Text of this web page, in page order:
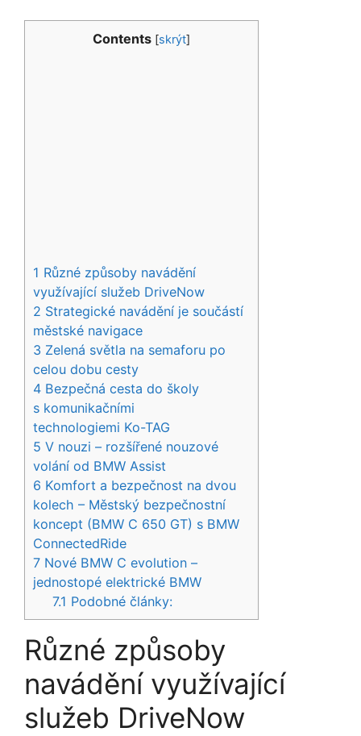
Contents [skrýt]
1 Různé způsoby navádění
využívající služeb DriveNow
2 Strategické navádění je součástí
městské navigace
3 Zelená světla na semaforu po
celou dobu cesty
4 Bezpečná cesta do školy
s komunikačními
technologiemi Ko-TAG
5 V nouzi – rozšířené nouzové
volání od BMW Assist
6 Komfort a bezpečnost na dvou
kolech – Městský bezpečnostní
koncept (BMW C 650 GT) s BMW
ConnectedRide
7 Nové BMW C evolution –
jednostopé elektrické BMW
7.1 Podobné články:
Různé způsoby
navádění využívající
služeb DriveNow